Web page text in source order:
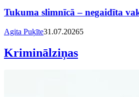
Tukuma slimnīcā – negaidīta
Agita Puķīte31.07.20265
Kriminālziņas